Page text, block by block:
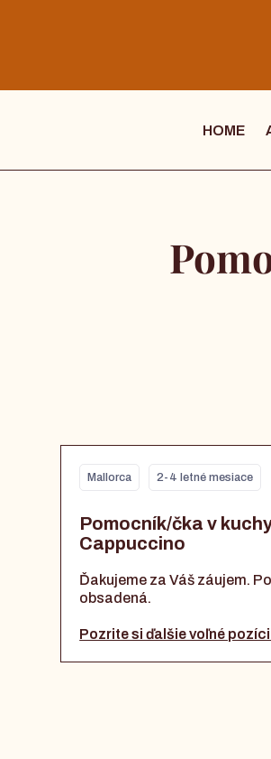
HOME
Mallorca 2-4 letné mesiace
Pomocník/čka v
Cappuccino
Ďakujeme za Váš záujem.
obsadená.
Pozrite si ďalšie voľné